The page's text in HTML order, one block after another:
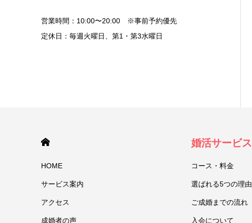
営業時間：10:00〜20:00 ※事前予約優先
定休日：毎週火曜日、第1・第3水曜日
HOME
サービス案内
アクセス
成婚者の声
婚活サービス
コース・料金
選ばれる5つの理由
ご成婚までの流れ
入会について